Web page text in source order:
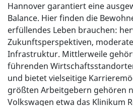
Hannover garantiert eine
Balance. Hier finden die
erfüllendes Leben brauchen:
Zukunftsperspektiven,
Infrastruktur. Mittlerweile
führenden
und bietet vielseitige
größten Arbeitgebern gehören
Volkswagen etwa das Klinikum